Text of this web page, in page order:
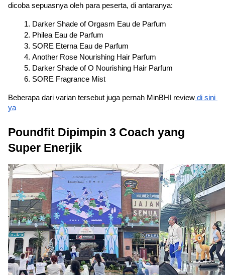
dicoba sepuasnya oleh para peserta, di antaranya:
Darker Shade of Orgasm Eau de Parfum
Philea Eau de Parfum
SORE Eterna Eau de Parfum
Another Rose Nourishing Hair Parfum
Darker Shade of O Nourishing Hair Parfum
SORE Fragrance Mist
Beberapa dari varian tersebut juga pernah MinBHI review di sini
ya
Poundfit Dipimpin 3 Coach yang
Super Enerjik